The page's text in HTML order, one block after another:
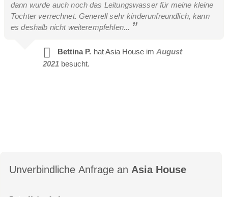
dann wurde auch noch das Leitungswasser für meine kleine
Tochter verrechnet. Generell sehr kinderunfreundlich, kann
es deshalb nicht weiterempfehlen...
Bettina P. hat Asia House im August
2021 besucht.
Unverbindliche Anfrage an Asia House